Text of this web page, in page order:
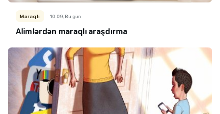
Maraqlı 10:09, Bu gün
Alimlərdən maraqlı araşdırma